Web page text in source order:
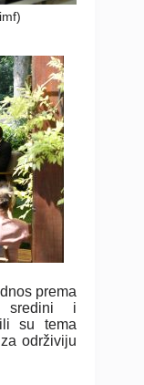
prema
sredini i
su tema
održiviju